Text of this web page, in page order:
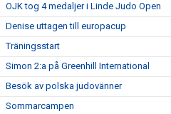
OJK tog 4 medaljer i Linde Judo Open
Denise uttagen till europacup
Träningsstart
Simon 2:a på Greenhill International
Besök av polska judovänner
Sommarcampen